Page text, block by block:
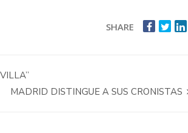
SHARE
MADRID DISTINGUE A SUS CRONISTAS